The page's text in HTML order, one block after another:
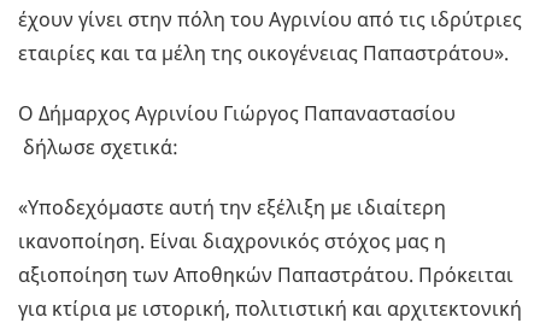
έχουν γίνει στην πόλη του Αγρινίου από τις ιδρύτριες
εταιρίες και τα μέλη της οικογένειας Παπαστράτου».
Ο Δήμαρχος Αγρινίου Γιώργος Παπαναστασίου
δήλωσε σχετικά:
«Υποδεχόμαστε αυτή την εξέλιξη με ιδιαίτερη
ικανοποίηση. Είναι διαχρονικός στόχος μας η
αξιοποίηση των Αποθηκών Παπαστράτου. Πρόκειται
για κτίρια με ιστορική, πολιτιστική και αρχιτεκτονική